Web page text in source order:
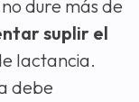
dure más de
suplir el
lactancia.
debe